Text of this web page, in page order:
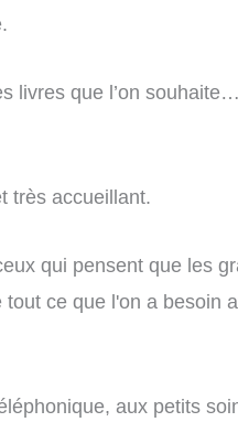
livres que l’on
très accueillant.
qui pensent que les
ce que l'on a besoin
aux petits